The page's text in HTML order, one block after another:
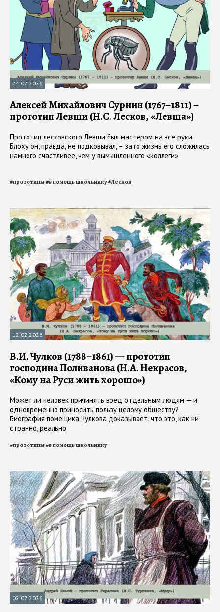
24.02.2026
Алексей Михайлович Сурнин (1767–1811) –
прототип Левши (Н.С. Лесков, «Левша»)
Прототип лесковского Левши был мастером на все руки.
Блоху он, правда, не подковывал, – зато жизнь его сложилась
намного счастливее, чем у вымышленного «коллеги»
#прототипы#в помощь школьнику#Лесков
12.02.2026
В.И. Чулков (1788–1861) — прототип
господина Поливанова (Н.А. Некрасов,
«Кому на Руси жить хорошо»)
Может ли человек причинять вред отдельным людям — и
одновременно приносить пользу целому обществу?
Биография помещика Чулкова доказывает, что это, как ни
странно, реально
#прототипы#в помощь школьнику
02.02.2026